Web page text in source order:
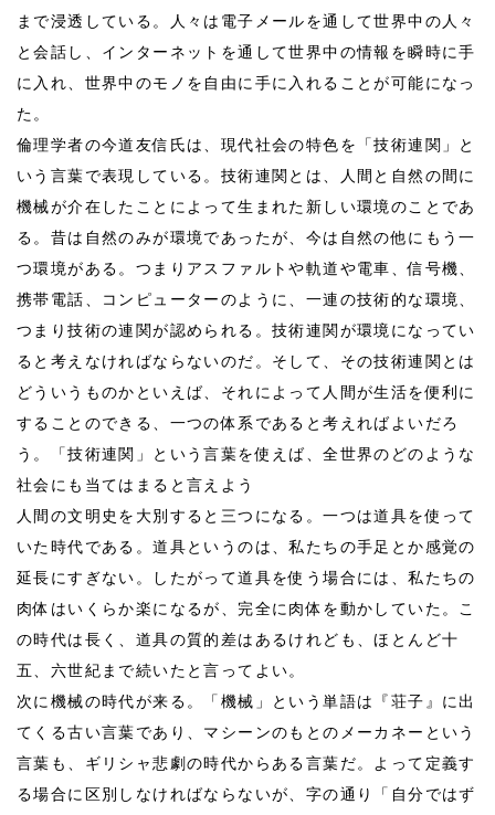
まで浸透している。人々は電子メールを通して世界中の人々
と会話し、インターネットを通して世界中の情報を瞬時に手
に入れ、世界中のモノを自由に手に入れることが可能になっ
た。
倫理学者の今道友信氏は、現代社会の特色を「技術連関」と
いう言葉で表現している。技術連関とは、人間と自然の間に
機械が介在したことによって生まれた新しい環境のことであ
る。昔は自然のみが環境であったが、今は自然の他にもう一
つ環境がある。つまりアスファルトや軌道や電車、信号機、
携帯電話、コンピューターのように、一連の技術的な環境、
つまり技術の連関が認められる。技術連関が環境になってい
ると考えなければならないのだ。そして、その技術連関とは
どういうものかといえば、それによって人間が生活を便利に
することのできる、一つの体系であると考えればよいだろ
う。「技術連関」という言葉を使えば、全世界のどのような
社会にも当てはまると言えよう
人間の文明史を大別すると三つになる。一つは道具を使って
いた時代である。道具というのは、私たちの手足とか感覚の
延長にすぎない。したがって道具を使う場合には、私たちの
肉体はいくらか楽になるが、完全に肉体を動かしていた。こ
の時代は長く、道具の質的差はあるけれども、ほとんど十
五、六世紀まで続いたと言ってよい。
次に機械の時代が来る。「機械」という単語は『荘子』に出
てくる古い言葉であり、マシーンのもとのメーカネーという
言葉も、ギリシャ悲劇の時代からある言葉だ。よって定義す
る場合に区別しなければならないが、字の通り「自分ではず